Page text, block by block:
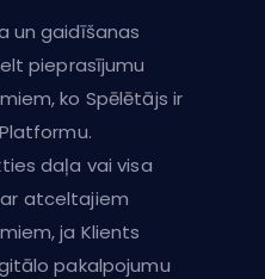
un gaidīšanas
pieprasījumu
ko Spēlētājs ir
daļa vai visa
atceltajiem
ja Klients
pakalpojumu